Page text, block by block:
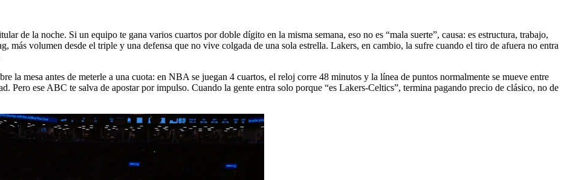
de la noche. Si un equipo te gana varios cuartos por doble dígito en la misma semana, eso no es “mala suerte”, causa: es estructura, trabajo,
más volumen desde el triple y una defensa que no vive colgada de una sola estrella. Lakers, en cambio, la sufre cuando el tiro de afuera no entra
la mesa antes de meterle a una cuota: en NBA se juegan 4 cuartos, el reloj corre 48 minutos y la línea de puntos normalmente se mueve entre
Pero ese ABC te salva de apostar por impulso. Cuando la gente entra solo porque “es Lakers-Celtics”, termina pagando precio de clásico, no de